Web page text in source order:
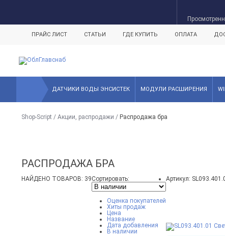
ПРАЙС ЛИСТ СТАТЬИ ГДЕ КУПИТЬ ОПЛАТА
ДАТЧИКИ ВОДЫ ЭНСИСТЕК МОДУЛИ РАСШИРЕНИЯ
Shop-Script / Акции, распродажи / Распродажа бра
РАСПРОДАЖА БРА
НАЙДЕНО ТОВАРОВ: 39Сортировать:
Оценка покупателей
Хиты продаж
Цена
Название
Дата добавления
В наличии
Артикул: